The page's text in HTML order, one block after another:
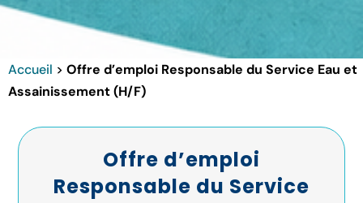
Accueil > Offre d’emploi Responsable du Service Eau et
Assainissement (H/F)
Offre d’emploi
Responsable du Service